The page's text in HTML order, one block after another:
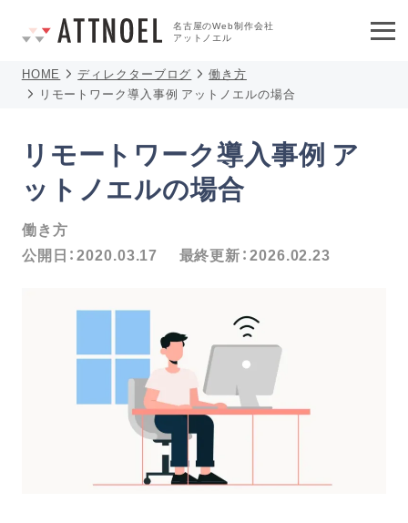
名古屋のWeb制作会社
アットノエル
HOME ディレクターブログ
働き方
リモートワーク導入事例 アットノエルの場合
リモートワーク導入事例 ア
ットノエルの場合
働き方
公開日：2020.03.17 最終更新：2026.02.23